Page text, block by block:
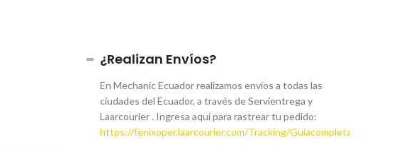
¿Realizan Envíos?
En Mechanic Ecuador realizamos envíos a todas las
ciudades del Ecuador, a través de Servientrega y
Laarcourier . Ingresa aquí para rastrear tu pedido:
https://fenixoper.laarcourier.com/Tracking/Guiacompleta.aspx